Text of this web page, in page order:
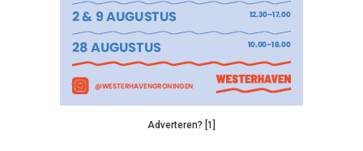
Adverteren? [1]